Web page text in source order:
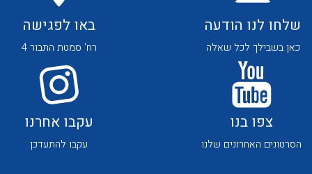
לכל מוצרי היצרן לכל מוצרי היצרן
שלחו לנו הודעה
כאן בשבילך לכל שאלה
באו לפגישה
רח' סמטת התבור 4
צפו בנו
הסרטונים האחרונים שלנו
עקבו אחרנו
עקבו להתעדכן